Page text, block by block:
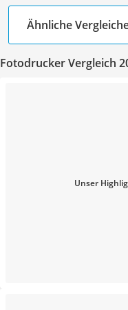
Ähnliche
Fotodrucker Vergleich
Unser